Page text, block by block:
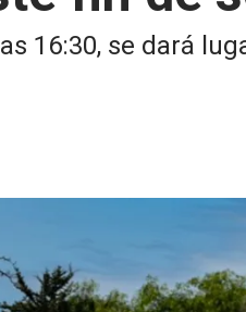
16:30, se dará